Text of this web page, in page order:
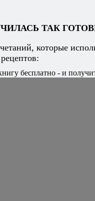
ТАК
которые
бесплатно - и